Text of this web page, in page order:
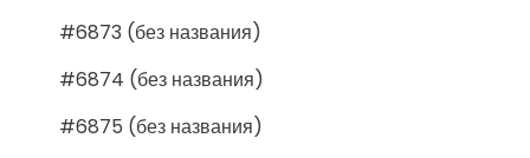
#6873 (без названия)
#6874 (без названия)
#6875 (без названия)